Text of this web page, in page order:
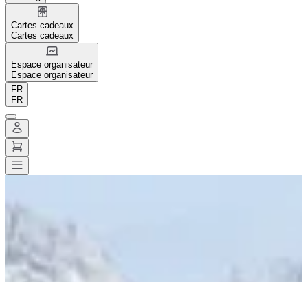
Cartes cadeaux
Cartes cadeaux
Espace organisateur
Espace organisateur
FR
FR
KV du Cheval Noir
Enregistrer
Enregistrer